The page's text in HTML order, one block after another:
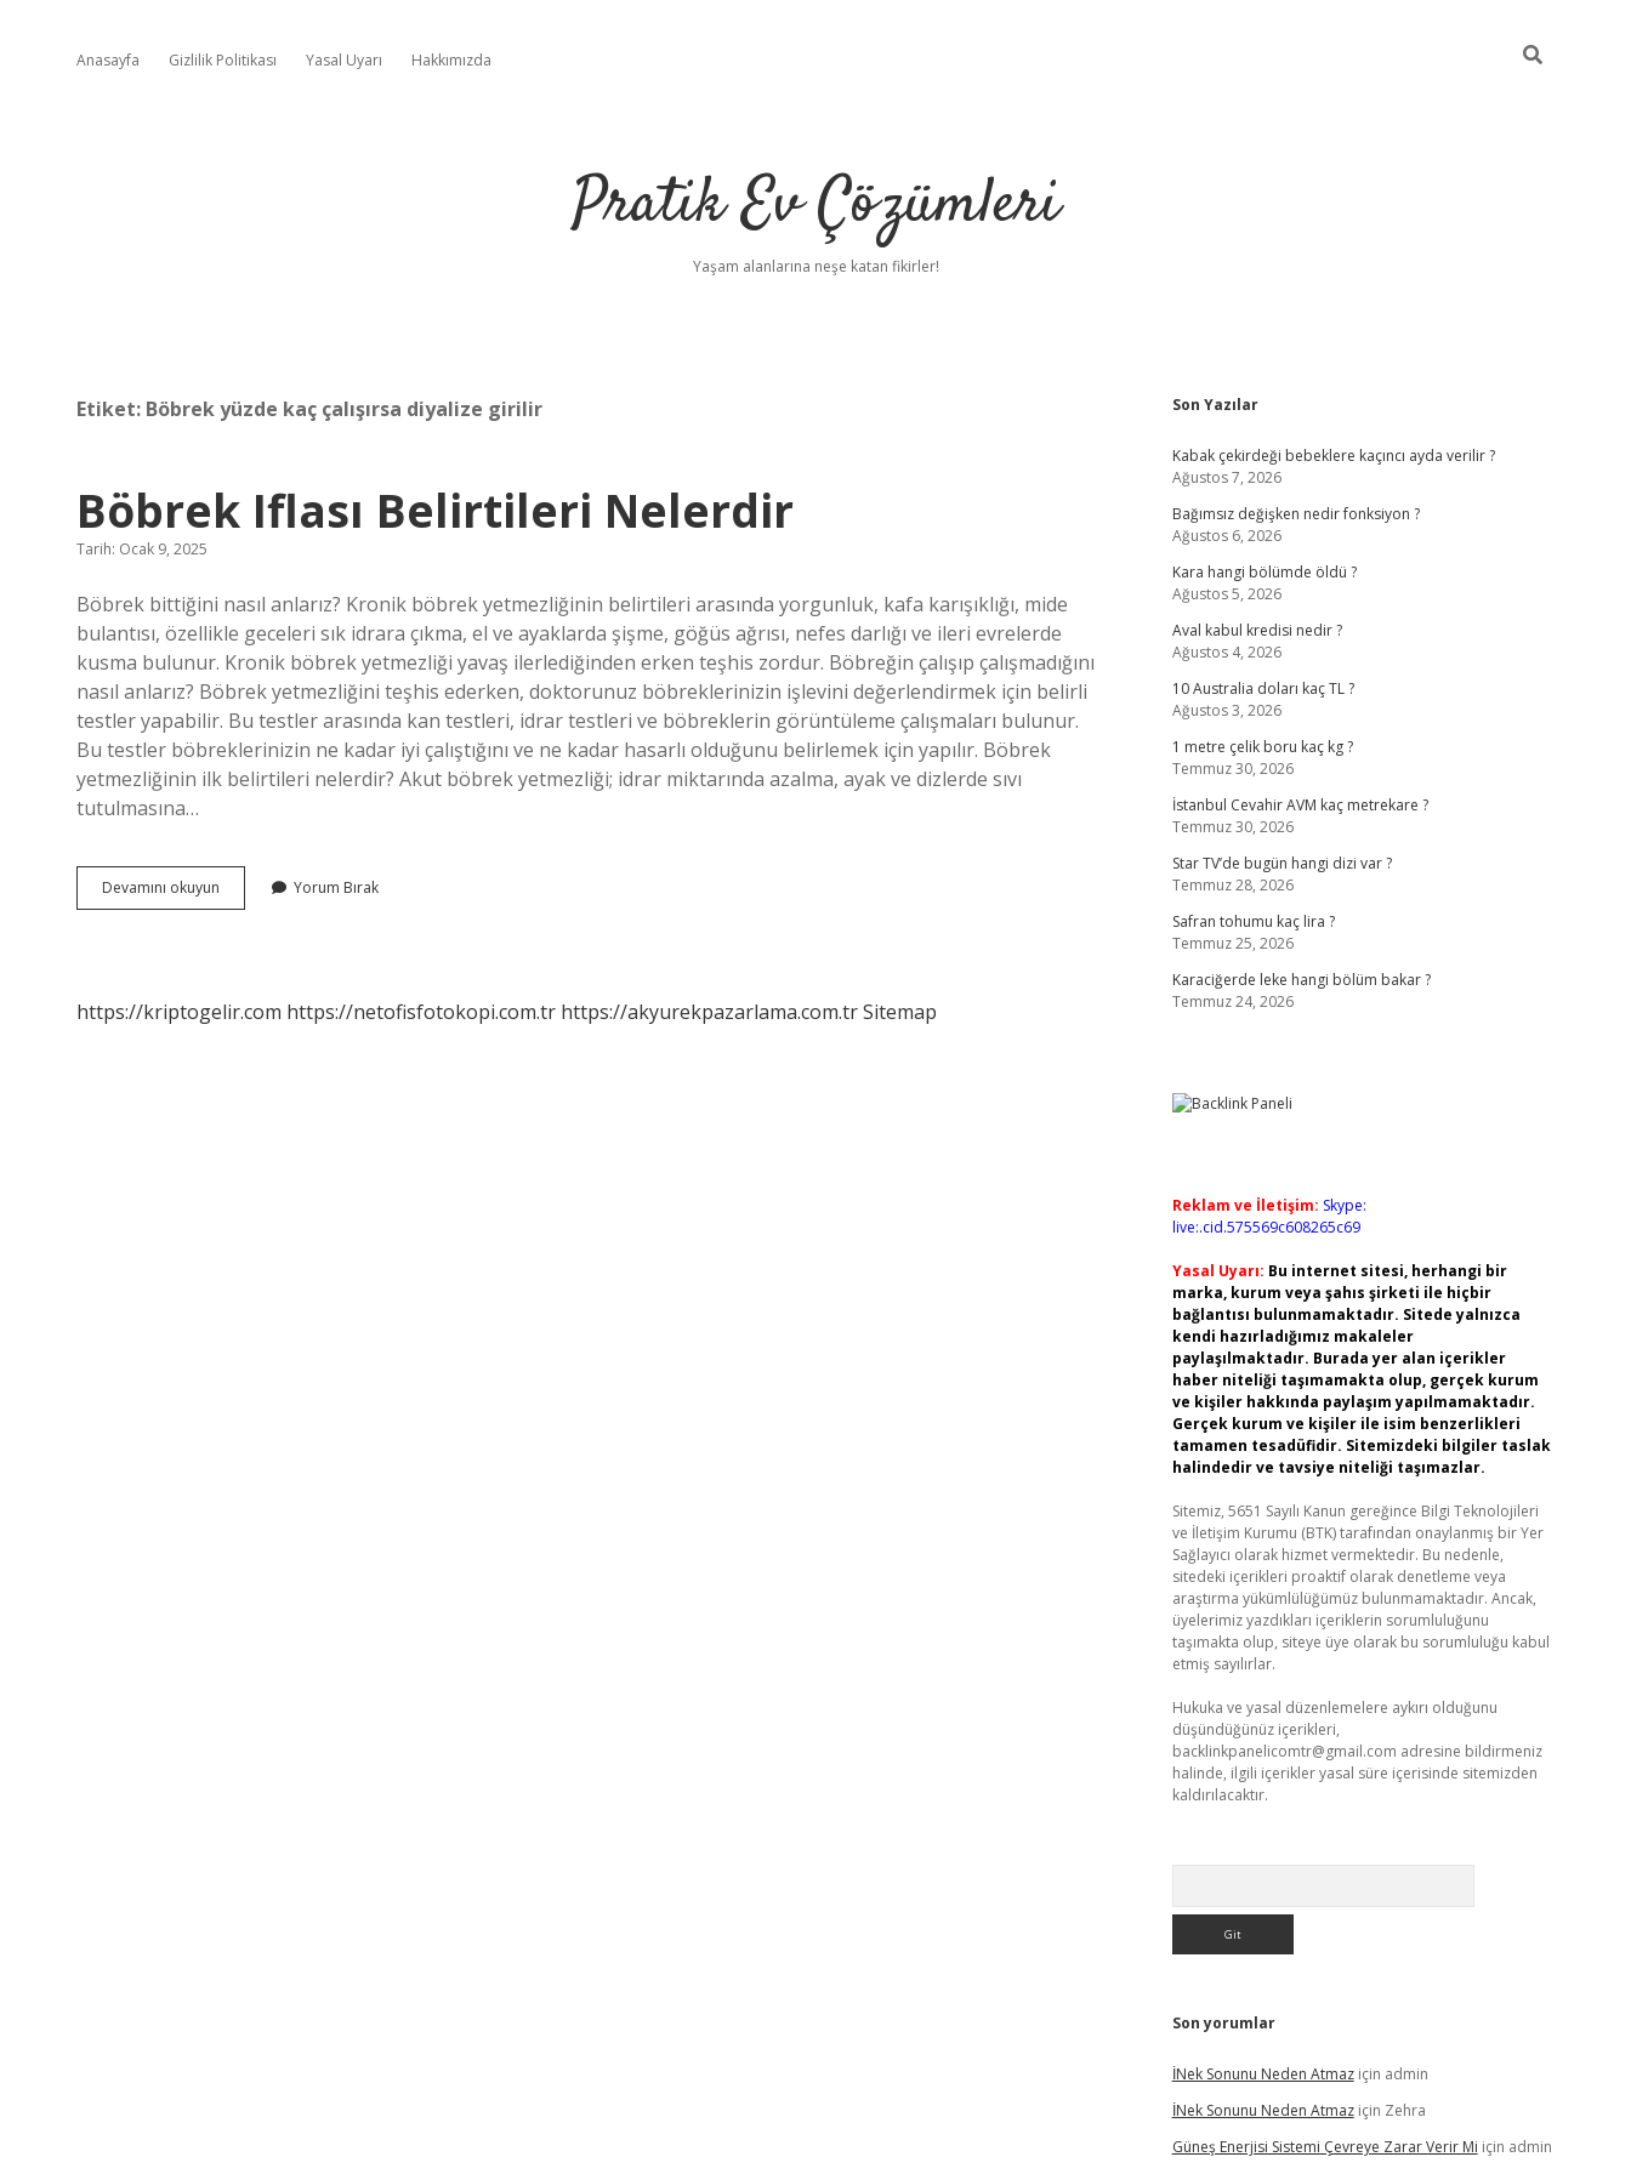
Anasayfa Gizlilik Politikası Yasal Uyarı Hakkımızda
Pratik Ev Çözümleri
Yaşam alanlarına neşe katan fikirler!
Etiket: Böbrek yüzde kaç çalışırsa diyalize girilir
Böbrek Iflası Belirtileri Nelerdir
Tarih: Ocak 9, 2025
Böbrek bittiğini nasıl anlarız? Kronik böbrek yetmezliğinin belirtileri arasında yorgunluk, kafa karışıklığı, mide
bulantısı, özellikle geceleri sık idrara çıkma, el ve ayaklarda şişme, göğüs ağrısı, nefes darlığı ve ileri evrelerde
kusma bulunur. Kronik böbrek yetmezliği yavaş ilerlediğinden erken teşhis zordur. Böbreğin çalışıp çalışmadığını
nasıl anlarız? Böbrek yetmezliğini teşhis ederken, doktorunuz böbreklerinizin işlevini değerlendirmek için belirli
testler yapabilir. Bu testler arasında kan testleri, idrar testleri ve böbreklerin görüntüleme çalışmaları bulunur.
Bu testler böbreklerinizin ne kadar iyi çalıştığını ve ne kadar hasarlı olduğunu belirlemek için yapılır. Böbrek
yetmezliğinin ilk belirtileri nelerdir? Akut böbrek yetmezliği; idrar miktarında azalma, ayak ve dizlerde sıvı
tutulmasına…
Devamını okuyun
Iflası
Yorum Bırak
https://kriptogelir.com https://netofisfotokopi.com.tr https://akyurekpazarlama.com.trSitemap
Sidebar
Son Yazılar
Kabak çekirdeği bebeklere kaçıncı ayda verilir ?
Ağustos 7, 2026
Bağımsız değişken nedir fonksiyon ?
Ağustos 6, 2026
Kara hangi bölümde öldü ?
Ağustos 5, 2026
Aval kabul kredisi nedir ?
Ağustos 4, 2026
10 Australia doları kaç TL ?
Ağustos 3, 2026
1 metre çelik boru kaç kg ?
Temmuz 30, 2026
İstanbul Cevahir AVM kaç metrekare ?
Temmuz 30, 2026
Star TV’de bugün hangi dizi var ?
Temmuz 28, 2026
Safran tohumu kaç lira ?
Temmuz 25, 2026
Karaciğerde leke hangi bölüm bakar ?
Temmuz 24, 2026
Reklam ve İletişim: Skype:
live:.cid.575569c608265c69
Yasal Uyarı: Bu internet sitesi, herhangi bir
marka, kurum veya şahıs şirketi ile hiçbir
bağlantısı bulunmamaktadır. Sitede yalnızca
kendi hazırladığımız makaleler
paylaşılmaktadır. Burada yer alan içerikler
haber niteliği taşımamakta olup, gerçek kurum
ve kişiler hakkında paylaşım yapılmamaktadır.
Gerçek kurum ve kişiler ile isim benzerlikleri
tamamen tesadüfidir. Sitemizdeki bilgiler taslak
halindedir ve tavsiye niteliği taşımazlar.
Sitemiz, 5651 Sayılı Kanun gereğince Bilgi Teknolojileri
ve İletişim Kurumu (BTK) tarafından onaylanmış bir Yer
Sağlayıcı olarak hizmet vermektedir. Bu nedenle,
sitedeki içerikleri proaktif olarak denetleme veya
araştırma yükümlülüğümüz bulunmamaktadır. Ancak,
üyelerimiz yazdıkları içeriklerin sorumluluğunu
taşımakta olup, siteye üye olarak bu sorumluluğu kabul
etmiş sayılırlar.
Hukuka ve yasal düzenlemelere aykırı olduğunu
düşündüğünüz içerikleri,
backlinkpanelicomtr@gmail.com adresine bildirmeniz
halinde, ilgili içerikler yasal süre içerisinde sitemizden
kaldırılacaktır.
Son yorumlar
İNek Sonunu Neden Atmaziçin admin
İNek Sonunu Neden Atmaziçin Zehra
Güneş Enerjisi Sistemi Çevreye Zarar Verir Mi için admin